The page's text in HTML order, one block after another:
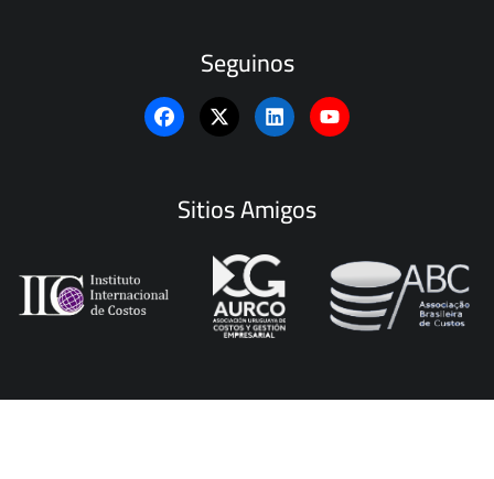
Seguinos
Sitios Amigos